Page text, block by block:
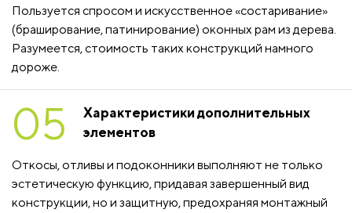
Пользуется спросом и искусственное «состаривание»
(браширование, патинирование) оконных рам из дерева.
Разумеется, стоимость таких конструкций намного
дороже.
05
Характеристики дополнительных
элементов
Откосы, отливы и подоконники выполняют не только
эстетическую функцию, придавая завершенный вид
конструкции, но и защитную, предохраняя монтажный